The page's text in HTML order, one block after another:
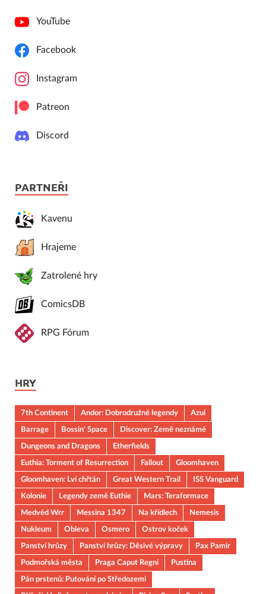
YouTube
Facebook
Instagram
Patreon
Discord
PARTNEŘI
Kavenu
Hrajeme
Zatrolené hry
ComicsDB
RPG Fórum
HRY
7th Continent Andor: Dobrodružné legendy
Azul
Barrage
Bossin' Space
Discover: Země neznámé
Dungeons and Dragons
Etherfields
Euthia: Torment of Resurrection
Fallout
Gloomhaven
Gloomhaven: Lví chřtán
Great Western Trail
ISS Vanguard
Kolonie
Legendy země Euthie
Mars: Teraformace
Medvěd Wrr
Messina 1347 Na křídlech
Nemesis
Nukleum
Obleva Osmero
Ostrov koček
Panství hrůzy
Panství hrůzy: Děsivé výpravy
Pax Pamir
Podmořská města
Praga Caput Regni
Pustina
Pán prstenů: Putování po Středozemi